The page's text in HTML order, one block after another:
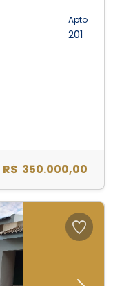
Apto
201
R$ 350.000,00